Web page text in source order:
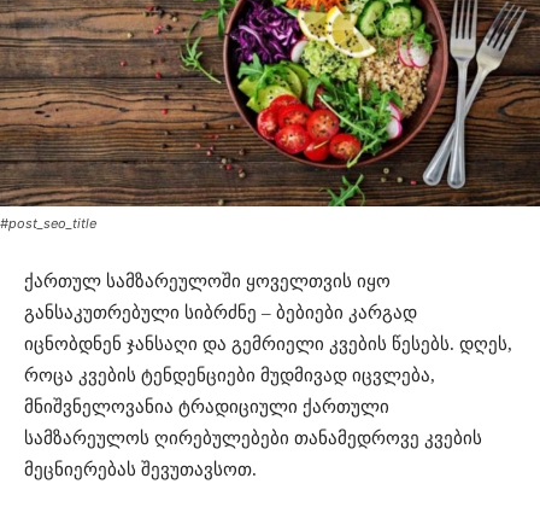
#post_seo_title
ქართულ სამზარეულოში ყოველთვის იყო
განსაკუთრებული სიბრძნე – ბებიები კარგად
იცნობდნენ ჯანსაღი და გემრიელი კვების წესებს. დღეს,
როცა კვების ტენდენციები მუდმივად იცვლება,
მნიშვნელოვანია ტრადიციული ქართული
სამზარეულოს ღირებულებები თანამედროვე კვების
მეცნიერებას შევუთავსოთ.